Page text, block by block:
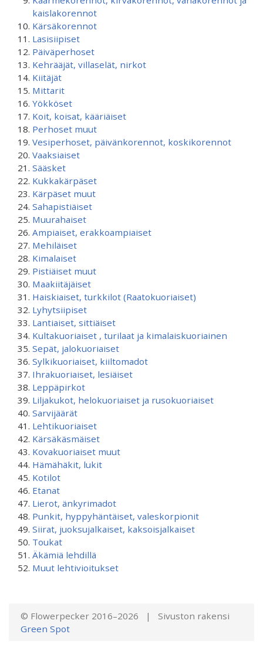
kaislakorennot
Kärsäkorennot
Lasisiipiset
Päiväperhoset
Kehrääjät, villaselät, nirkot
Kiitäjät
Mittarit
Yökköset
Koit, koisat, kääriäiset
Perhoset muut
Vesiperhoset, päivänkorennot, koskikorennot
Vaaksiaiset
Sääsket
Kukkakärpäset
Kärpäset muut
Sahapistiäiset
Muurahaiset
Ampiaiset, erakkoampiaiset
Mehiläiset
Kimalaiset
Pistiäiset muut
Maakiitäjäiset
Haiskiaiset, turkkilot (Raatokuoriaiset)
Lyhytsiipiset
Lantiaiset, sittiäiset
Kultakuoriaiset , turilaat ja kimalaiskuoriainen
Sepät, jalokuoriaiset
Sylkikuoriaiset, kiiltomadot
Ihrakuoriaiset, lesiäiset
Leppäpirkot
Liljakukot, helokuoriaiset ja rusokuoriaiset
Sarvijäärät
Lehtikuoriaiset
Kärsäkäsmäiset
Kovakuoriaiset muut
Hämähäkit, lukit
Kotilot
Etanat
Lierot, änkyrimadot
Punkit, hyppyhäntäiset, valeskorpionit
Siirat, juoksujalkaiset, kaksoisjalkaiset
Toukat
Äkämiä lehdillä
Muut lehtivioitukset
© Flowerpecker 2016–2026 | Sivuston rakensi
Green Spot